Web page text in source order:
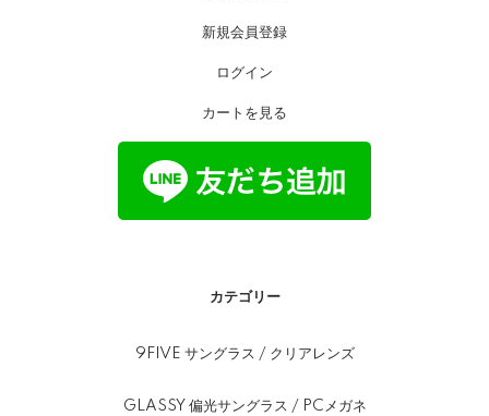
新規会員登録
ログイン
カートを見る
カテゴリー
9FIVE サングラス / クリアレンズ
GLASSY 偏光サングラス / PCメガネ